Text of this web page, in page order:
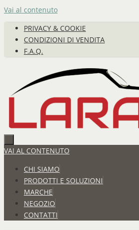
Vai al contenuto
PRIVACY & COOKIE
CONDIZIONI DI VENDITA
F.A.Q.
VAI AL CONTENUTO
CHI SIAMO
PRODOTTI E SOLUZIONI
MARCHE
NEGOZIO
CONTATTI